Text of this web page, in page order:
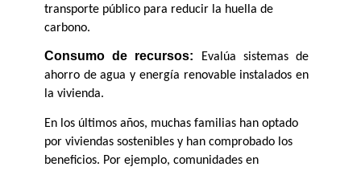
transporte público para reducir la huella de
carbono.
Consumo de recursos: Evalúa sistemas de
ahorro de agua y energía renovable instalados en
la vivienda.
En los últimos años, muchas familias han optado
por viviendas sostenibles y han comprobado los
beneficios. Por ejemplo, comunidades en